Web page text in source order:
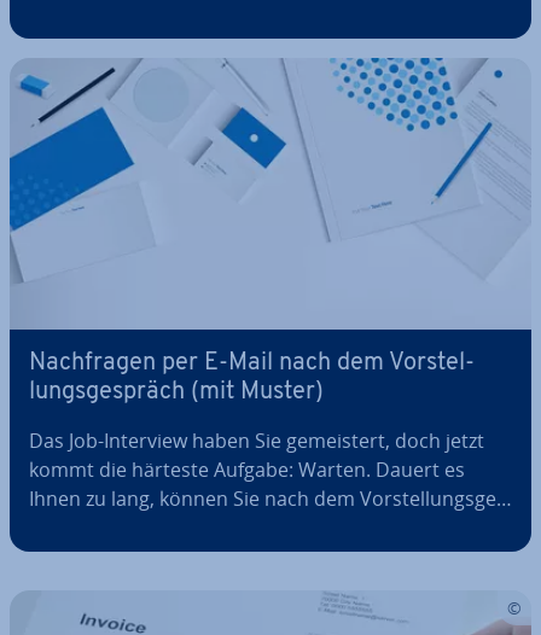
Infos über den Absender bzw. die Ab­sen­de­rin liefern.
Der Ge­setz­ge­ber schreibt je nach…
Nach­fra­gen per E-Mail nach dem Vor­stel­
lungs­ge­spräch (mit Muster)
Das Job-Interview haben Sie ge­meis­tert, doch jetzt
kommt die härteste Aufgabe: Warten. Dauert es
Ihnen zu lang, können Sie nach dem Vor­stel­lungs­ge­
umgehen Sie hierbei die heiklen Feh­ler­quel­len:
Drängeln und Un­höf­lich­keit könnten…